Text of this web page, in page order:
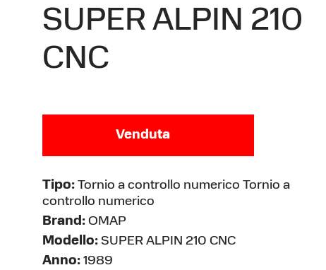
SUPER ALPIN 210
CNC
Venduta
Tipo: Tornio a controllo numerico Tornio a
controllo numerico
Brand: OMAP
Modello: SUPER ALPIN 210 CNC
Anno: 1989